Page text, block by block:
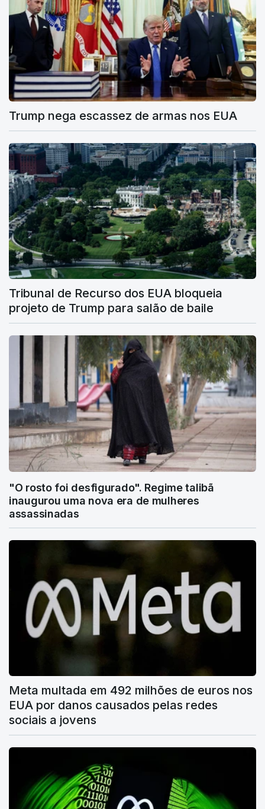
Trump nega escassez de armas nos EUA
Tribunal de Recurso dos EUA bloqueia
projeto de Trump para salão de baile
"O rosto foi desfigurado". Regime talibã
inaugurou uma nova era de mulheres
assassinadas
Meta multada em 492 milhões de euros nos
EUA por danos causados pelas redes
sociais a jovens